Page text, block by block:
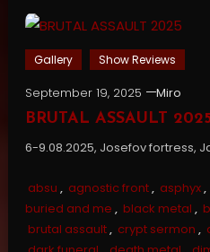
Gallery Show Reviews
September 19, 2025
Miro
BRUTAL ASSAULT
6-9.08.2025, Josefov fortress,
absu , agnostic front, asphyx,
buried and me , black metal ,
brutal assault, crypt sermon ,